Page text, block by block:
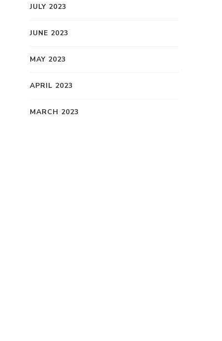
JULY 2023
JUNE 2023
MAY 2023
APRIL 2023
MARCH 2023